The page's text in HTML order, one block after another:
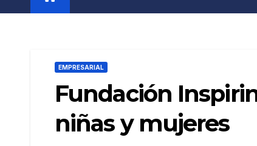
EMPRESARIAL
Fundación
niñas y mujeres